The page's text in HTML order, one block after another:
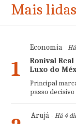
Mais lidas
1
Economia- Há
Ronival
Luxo do
Principal
passo decisivo
Arujá- Há 4